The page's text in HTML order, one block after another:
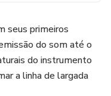
seus primeiros
do som até o
do instrumento
a linha de largada